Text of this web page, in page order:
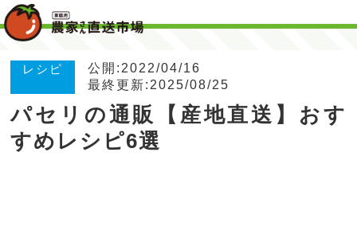
レシピ
公開:2022/04/16
最終更新:2025/08/25
パセリの通販【産地直送】おす
すめレシピ6選